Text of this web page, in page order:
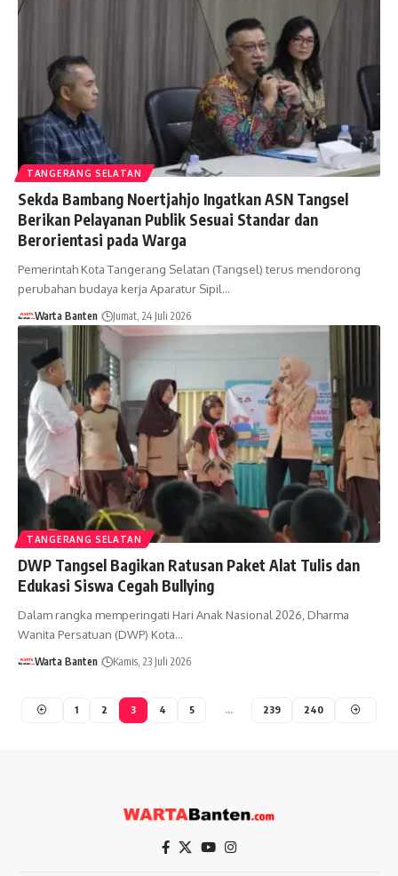
TANGERANG SELATAN
Sekda Bambang Noertjahjo Ingatkan ASN Tangsel
Berikan Pelayanan Publik Sesuai Standar dan
Berorientasi pada Warga
Pemerintah Kota Tangerang Selatan (Tangsel) terus mendorong
perubahan budaya kerja Aparatur Sipil…
Warta Banten Jumat, 24 Juli 2026
TANGERANG SELATAN
DWP Tangsel Bagikan Ratusan Paket Alat Tulis dan
Edukasi Siswa Cegah Bullying
Dalam rangka memperingati Hari Anak Nasional 2026, Dharma
Wanita Persatuan (DWP) Kota…
Warta Banten Kamis, 23 Juli 2026
1 2 3 4 5 … 239 240